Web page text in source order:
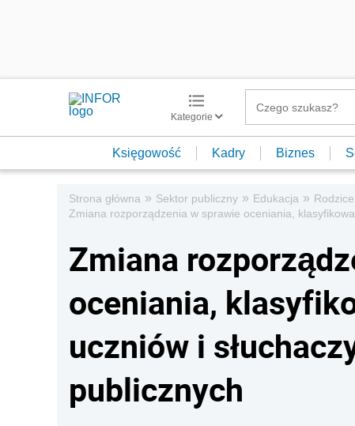
Kategorie
Księgowość Kadry Biznes
Strona główna » Sektor publiczny » Edukacja »
Zmiana rozporządzenia w sprawie oceniania,
Zmiana
oceniania,
uczniów i
publicznych